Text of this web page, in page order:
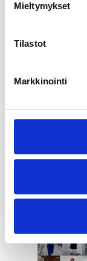
Mieltymykset
Tilastot
Markkinointi